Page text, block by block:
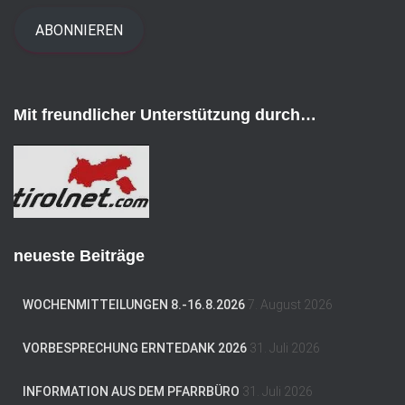
d
e
s
e
ABONNIEREN
Mit freundlicher Unterstützung durch…
neueste Beiträge
WOCHENMITTEILUNGEN 8.-16.8.2026 7. August 2026
VORBESPRECHUNG ERNTEDANK 2026 31. Juli 2026
INFORMATION AUS DEM PFARRBÜRO 31. Juli 2026